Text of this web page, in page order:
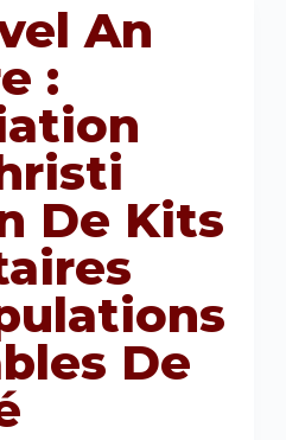
An
:
De Kits
De